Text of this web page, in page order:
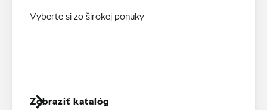
Vyberte si zo širokej ponuky
Zobraziť katalóg